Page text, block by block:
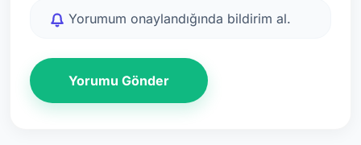
Yorumum onaylandığında bildirim al.
Yorumu Gönder